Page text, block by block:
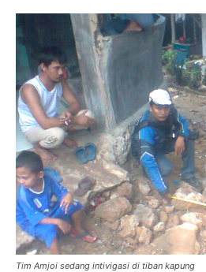
Tim Amjoi sedang intivigasi di tiban kapung